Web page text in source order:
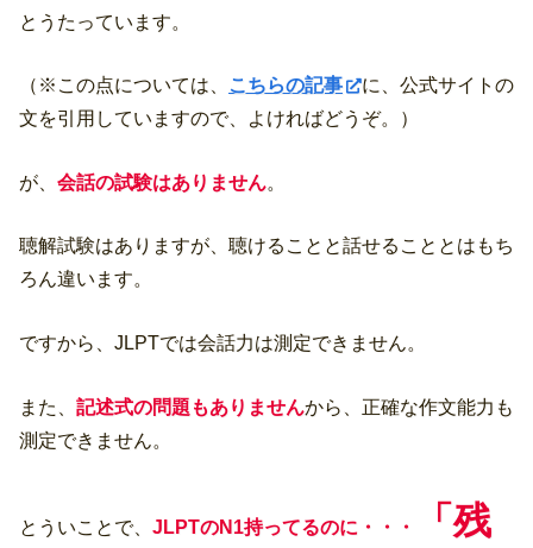
とうたっています。
（※この点については、 こちらの記事
に、公式サイトの
文を引用していますので、よければどうぞ。）
が、 会話の試験はありません。
聴解試験はありますが、聴けることと話せることとはもち
ろん違います。
ですから、JLPTでは会話力は測定できません。
また、 記述式の問題もありませんから、正確な作文能力も
測定できません。
とういことで、 JLPTのN1持ってるのに・・・
「残